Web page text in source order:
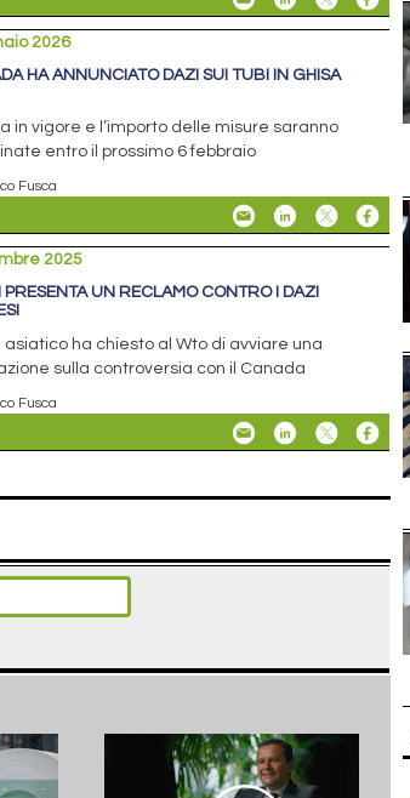
2026
HA ANNUNCIATO DAZI SUI TUBI IN GHISA
in vigore e l’importo delle misure saranno
entro il prossimo 6 febbraio
Fusca
2025
PRESENTA UN RECLAMO CONTRO I DAZI
asiatico ha chiesto al Wto di avviare una
sulla controversia con il Canada
Fusca